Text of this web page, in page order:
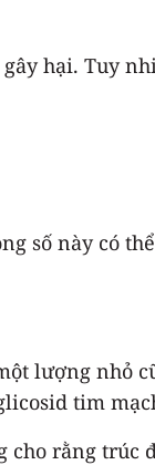
hại. Tuy
số này có
lượng nhỏ
tim
rằng trúc